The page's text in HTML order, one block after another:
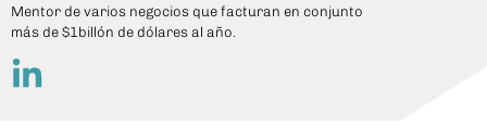
Mentor de varios negocios que facturan en conjunto
más de $1billón de dólares al año.